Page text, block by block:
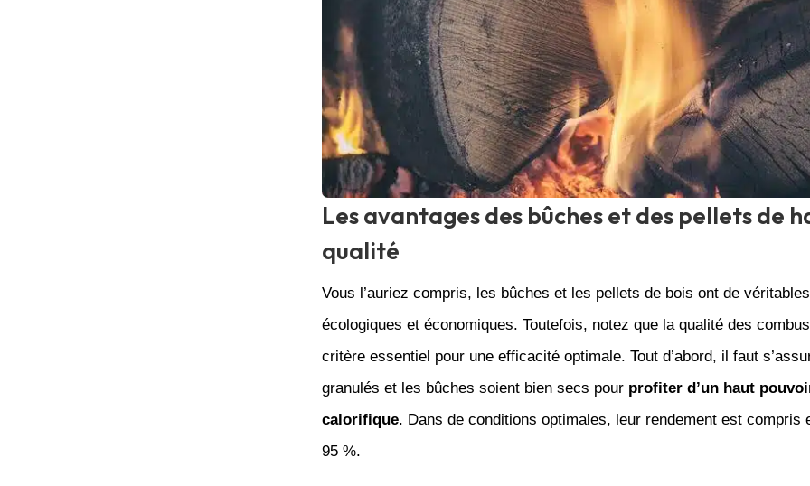
Les avantages des bûches et des pellets de
qualité
Vous l’auriez compris, les bûches et les pellets de bois ont de
écologiques et économiques. Toutefois, notez que la qualité des
critère essentiel pour une efficacité optimale. Tout d’abord, il faut
granulés et les bûches soient bien secs pour profiter d’un haut
calorifique. Dans de conditions optimales, leur rendement est compris
95 %.